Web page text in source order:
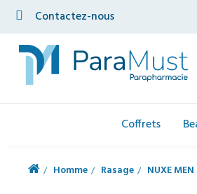
Contactez-nous
Coffrets
Homme Rasage NUXE MEN